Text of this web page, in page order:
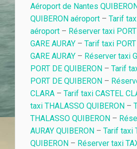
Aéroport de Nantes QUIBERON
QUIBERON aéroport – Tarif
aéroport – Réserver taxi
GARE AURAY – Tarif taxi PORT
GARE AURAY – Réserver taxi
PORT DE QUIBERON – Tarif
PORT DE QUIBERON –
CLARA – Tarif taxi CASTEL
taxi THALASSO QUIBERON –
THALASSO QUIBERON –
AURAY QUIBERON – Tarif taxi
QUIBERON – Réserver taxi